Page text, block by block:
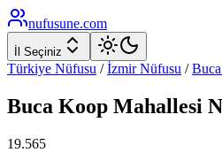
nufusune.com
İl Seçiniz
Türkiye Nüfusu / İzmirNüfusu / Buca
Buca Koop Mahallesi
19.565